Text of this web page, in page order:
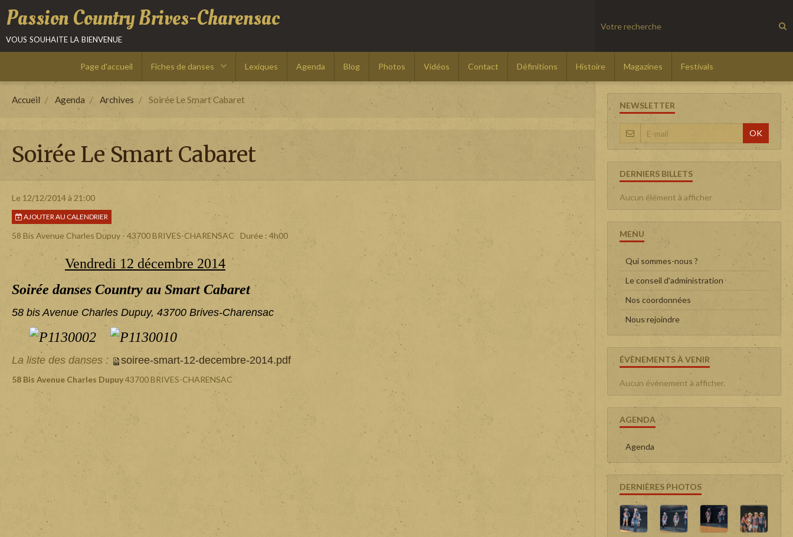
Passion Country Brives-Charensac
vous souhaite la bienvenue
Page d'accueil Fiches de danses Lexiques Agenda Blog Photos Vidéos Contact Définitions Histoire Magazines Festivals
Accueil Agenda Archives Soirée Le Smart Cabaret
Soirée Le Smart Cabaret
Le 12/12/2014à 21:00
AJOUTER AU CALENDRIER
58 Bis Avenue Charles Dupuy - 43700 BRIVES-CHARENSAC Durée : 4h00
Vendredi 12 décembre 2014
Soirée danses Country au Smart Cabaret
58 bis Avenue Charles Dupuy, 43700 Brives-Charensac
La liste des danses : soiree-smart-12-decembre-2014.pdf
58 Bis Avenue Charles Dupuy43700 BRIVES-CHARENSAC
NEWSLETTER
OK
DERNIERS BILLETS
Aucun élément à afficher
MENU
Qui sommes-nous ?
Le conseil d'administration
Nos coordonnées
Nous rejoindre
ÉVÈNEMENTS À VENIR
Aucun évènement à afficher.
AGENDA
Agenda
DERNIÈRES PHOTOS